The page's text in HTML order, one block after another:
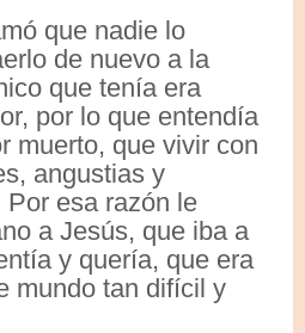
que nadie lo
de nuevo a la
que tenía era
por lo que entendía
muerto, que vivir con
angustias y
esa razón le
a Jesús, que iba a
y quería, que era
mundo tan difícil y